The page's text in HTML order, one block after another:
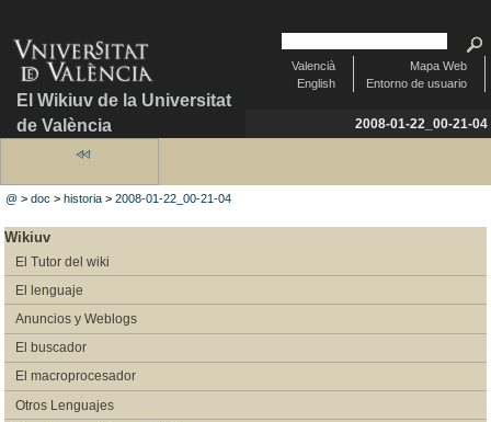
El Wikiuv de la Universitat
de València
Mapa Web
Entorno de usuario
Valencià
English
2008-01-22_00-21-04
@ >doc >historia >2008-01-22_00-21-04
Wikiuv
El Tutor del wiki
El lenguaje
Anuncios y Weblogs
El buscador
El macroprocesador
Otros Lenguajes